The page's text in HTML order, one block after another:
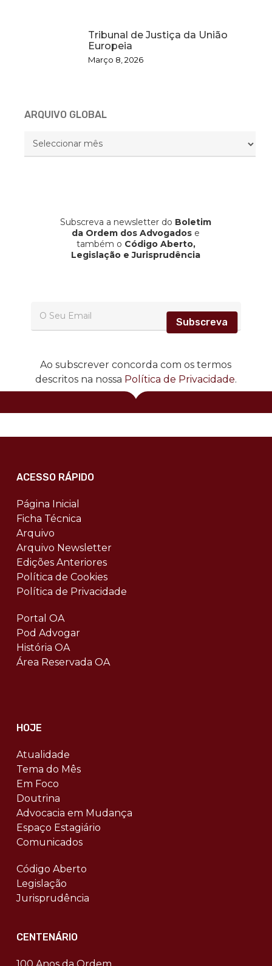
Tribunal de Justiça da União
Europeia
Março 8, 2026
ARQUIVO GLOBAL
ARQUIVO
Subscreva a newsletter do Boletim
da Ordem dos Advogados e
também o Código Aberto,
Legislação e Jurisprudência
Subscreva
Ao subscrever concorda com os termos
descritos na nossa Política de Privacidade.
ACESSO RÁPIDO
Página Inicial
Ficha Técnica
Arquivo
Arquivo Newsletter
Edições Anteriores
Política de Cookies
Política de Privacidade
Portal OA
Pod Advogar
História OA
Área Reservada OA
HOJE
Atualidade
Tema do Mês
Em Foco
Doutrina
Advocacia em Mudança
Espaço Estagiário
Comunicados
Código Aberto
Legislação
Jurisprudência
CENTENÁRIO